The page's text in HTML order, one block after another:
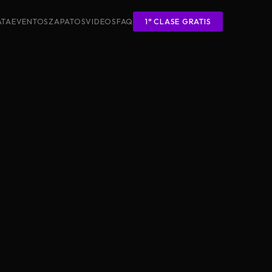
EVENTOS ZAPATOSVIDEOS FAQ 1ª CLASE GRATIS